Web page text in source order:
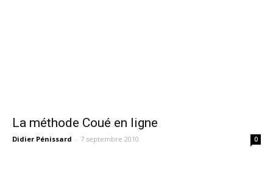
La méthode Coué en ligne
Didier Pénissard - 7 septembre 2010 0